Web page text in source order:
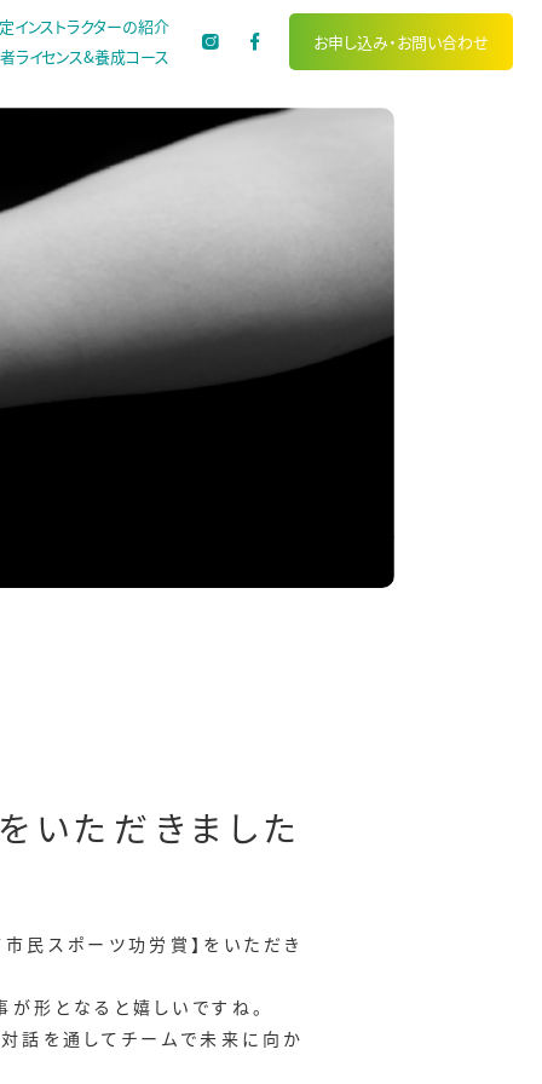
ライセンス&養成コース
インストラクターの紹介
お申し込み・お問い合わせ
いただきました
民スポーツ功労賞】をいただき
形となると嬉しいですね。
話を通してチームで未来に向か